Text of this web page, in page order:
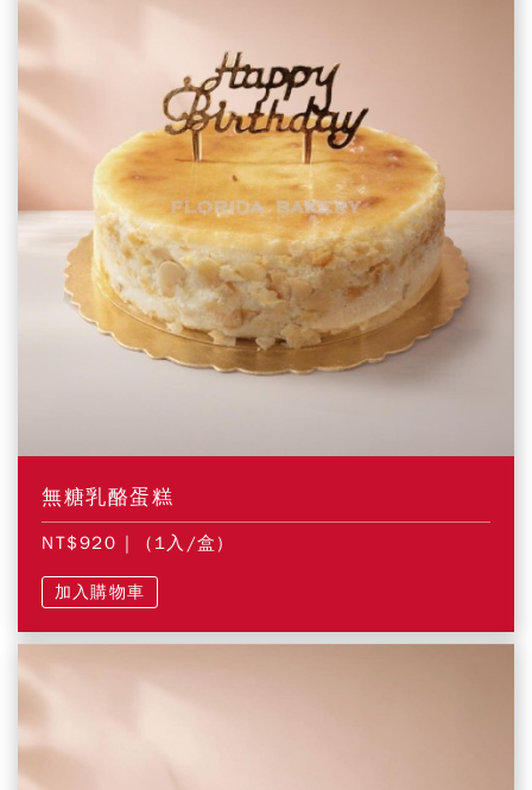
無糖乳酪蛋糕
NT$920 | (1入/盒)
加入購物車